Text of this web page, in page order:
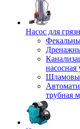
Насос для
насосная
трубная